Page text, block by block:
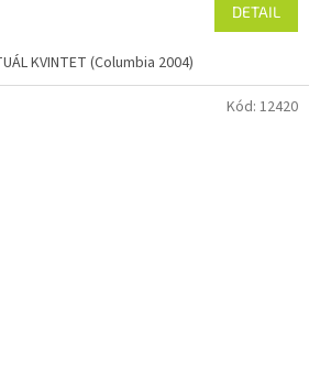
DETAIL
KVINTET (Columbia 2004)
Kód: 12420